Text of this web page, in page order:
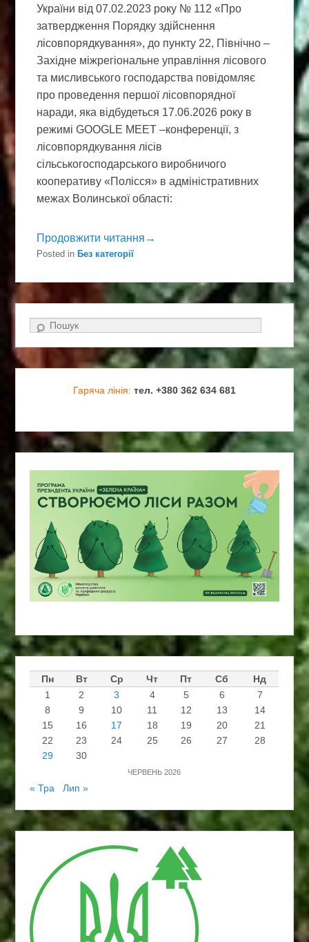
України від 07.02.2023 року № 112 «Про
затвердження Порядку здійснення
лісовпорядкування», до пункту 22, Північно –
Західне міжрегіональне управління лісового
та мисливського господарства повідомляє
про проведення першої лісовпорядної
наради, яка відбудеться 17.06.2026 року в
режимі GOOGLE MEET –конференції, з
лісовпорядкування лісів
сільськогосподарського виробничого
кооперативу «Полісся» в адміністративних
межах Волинської області:
Продовжити читання→
Posted in Без категорії
Search
Гаряча лінія: тел. +380 362 634 681
ЧЕРВЕНЬ 2026
Пн Вт Ср Чт Пт Сб
Нд
1
2 3 4 5 6
7
8
9 10 11 12 13
14
15
16 17 18 19 20
21
22
23 24 25 26 27
28
29
30
« Тра Лип »